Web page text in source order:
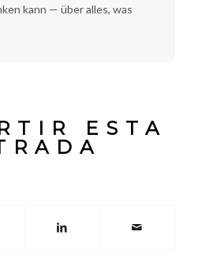
kann — über alles, was
ESTA